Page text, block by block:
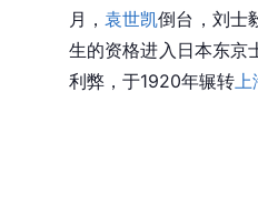
月， 袁世凯倒台，刘士
生的资格进入日本东京
利弊，于1920年辗转